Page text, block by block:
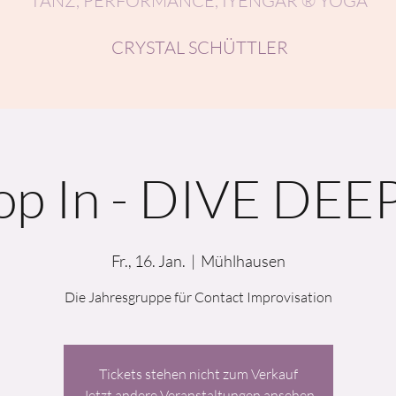
In - DIVE
Fr., 16. Jan.
  |
Mühlhausen
Die Jahresgruppe für Contact Improvisation
Tickets stehen nicht zum Verkauf
CRYSTAL SCHÜTTLER